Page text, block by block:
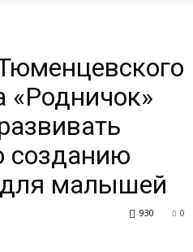
газеты
«Вперед»
«Родничок»
созданию
малышей
0
930